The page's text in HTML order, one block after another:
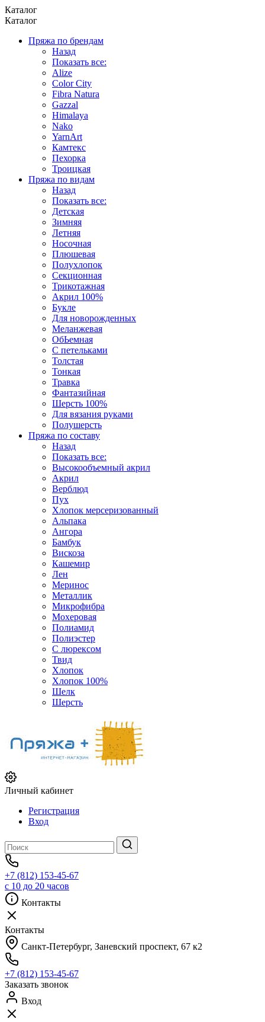
Каталог
Каталог
Пряжа по брендам
Назад
Показать все:
Alize
Color City
Fibra Natura
Gazzal
Himalaya
Nako
YarnArt
Камтекс
Пехорка
Троицкая
Пряжа по видам
Назад
Показать все:
Детская
Зимняя
Летняя
Носочная
Плюшевая
Полухлопок
Секционная
Трикотажная
Акрил 100%
Букле
Для новорожденных
Меланжевая
ОбЬемная
С петельками
Толстая
Тонкая
Травка
Фантазийная
Шерсть 100%
Для вязания руками
Полушерсть
Пряжа по составу
Назад
Показать все:
Высокообъемный акрил
Акрил
Верблюд
Пух
Хлопок мерсеризованный
Альпака
Ангора
Бамбук
Вискоза
Кашемир
Лен
Меринос
Металлик
Микрофибра
Мохеровая
Полиамид
Полиэстер
С люрексом
Твид
Хлопок
Хлопок 100%
Шелк
Шерсть
Личный кабинет
Регистрация
Вход
+7 (812) 153-45-67
с 10 до 20 часов
Контакты
Контакты
Санкт-Петербург, ​Заневский проспект, 67 к2
+7 (812) 153-45-67
Заказать звонок
Вход